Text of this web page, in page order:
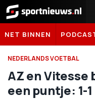
Sportnieuws.nl
NET BINNEN
NEDERLANDS VOETBAL
AZ en Vitesse
een puntje: 1-